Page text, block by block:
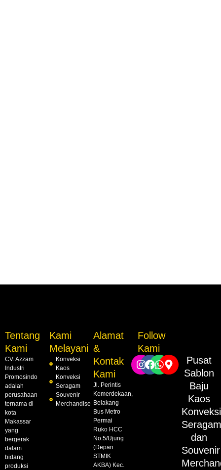
Tentang
Kami
CV. Azzam
Industri
Promosindo
adalah
perusahaan
ternama di
kota
Makassar
yang
bergerak
dalam
bidang
produksi
Kami
Melayani
Konveksi
Kaos
Konveksi
Seragam
Souvenir
Merchandise
Alamat
&
Kontak
Kami
Jl. Perintis
Kemerdekaan,
Belakang
Bus Metro
Permai
Ruko HCC
No.5/Ujung
(Depan
STMIK
AKBA) Kec.
Follow
Kami
Pusat
Sablon
Baju
Kaos
Konveksi
dan
Souvenir